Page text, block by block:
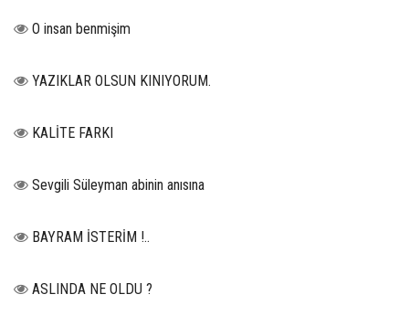
O insan benmişim
YAZIKLAR OLSUN KINIYORUM.
KALİTE FARKI
Sevgili Süleyman abinin anısına
BAYRAM İSTERİM !..
ASLINDA NE OLDU ?